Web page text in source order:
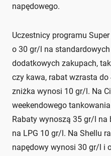
napędowego.
Uczestnicy programu
o 30 gr/l na
dodatkowych zakupach,
czy kawa, rabat wzrasta
zniżka wynosi 10 gr/l. Na
weekendowego
Rabaty wynoszą 35 gr/l na
na LPG 10 gr/l. Na Shellu
napędowy wynosi 30 gr/l i